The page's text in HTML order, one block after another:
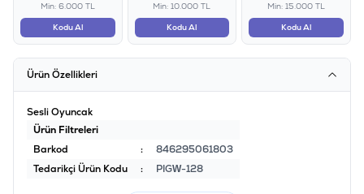
Min: 6.000 TL
Kodu Al
Min: 10.000 TL
Kodu Al
Min: 15.000 TL
Kodu Al
Ürün Özellikleri
Sesli Oyuncak
Ürün Filtreleri
Barkod
:
846295061803
Tedarikçi Ürün Kodu
: PIGW-128